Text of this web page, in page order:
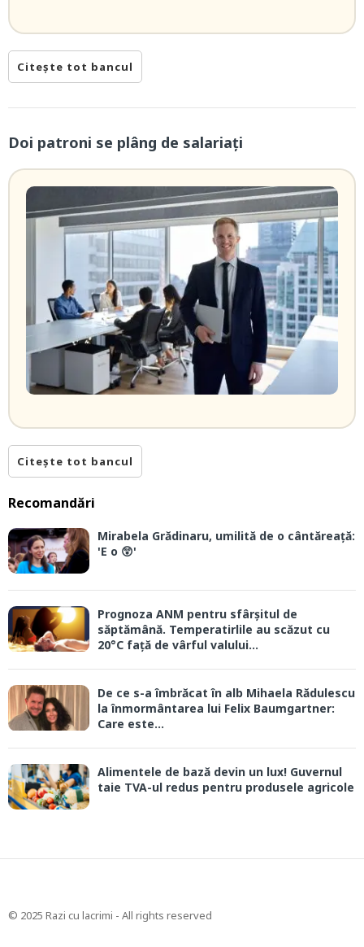
Citește tot bancul
Doi patroni se plâng de salariați
Citește tot bancul
Recomandări
Mirabela Grădinaru, umilită de o cântăreață:
'E o 😲'
Prognoza ANM pentru sfârșitul de
săptămână. Temperatirlile au scăzut cu
20°C față de vârful valului...
De ce s-a îmbrăcat în alb Mihaela Rădulescu
la înmormântarea lui Felix Baumgartner:
Care este...
Alimentele de bază devin un lux! Guvernul
taie TVA-ul redus pentru produsele agricole
© 2025 Razi cu lacrimi - All rights reserved